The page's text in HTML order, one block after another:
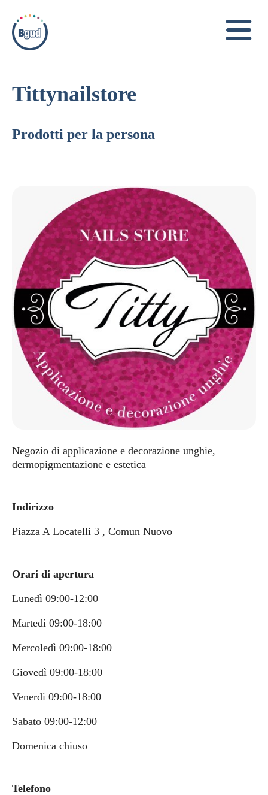
Negozio di applicazione e decorazione unghie,
dermopigmentazione e estetica
Indirizzo
Piazza A Locatelli 3 , Comun Nuovo
Orari di apertura
Lunedì 09:00-12:00
Martedì 09:00-18:00
Mercoledì 09:00-18:00
Giovedì 09:00-18:00
Venerdì 09:00-18:00
Sabato 09:00-12:00
Domenica chiuso
Telefono
Tittynailstore
Prodotti per la persona